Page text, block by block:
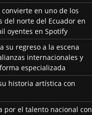
en uno de los
del norte del Ecuador en
oyentes en Spotify
su regreso a la escena
internacionales y
especializada
historia artística con
por el talento nacional con